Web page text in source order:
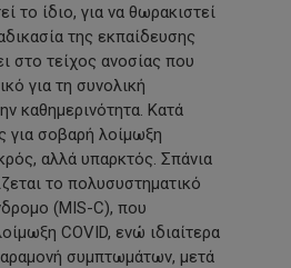
το ίδιο, για να θωρακιστεί
της εκπαίδευσης
στο τείχος ανοσίας που
για τη συνολική
καθημερινότητα. Κατά
για σοβαρή λοίμωξη
αλλά υπαρκτός. Σπάνια
το πολυσυστηματικό
(MIS-C), που
COVID, ενώ ιδιαίτερα
συμπτωμάτων, μετά